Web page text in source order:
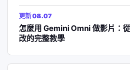
更新 08.07
怎麼用 Gemini Omni 做影片：
改的完整教學